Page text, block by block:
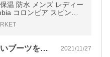
温 防水 メンズ レディー
コロンビア スピンリ
タープルーフ スノーブ
息子が通学する時に、重たいブーツを嫌が… 2021/11/27